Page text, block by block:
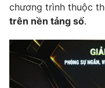
chương trình thuộc
trên nền tảng số.